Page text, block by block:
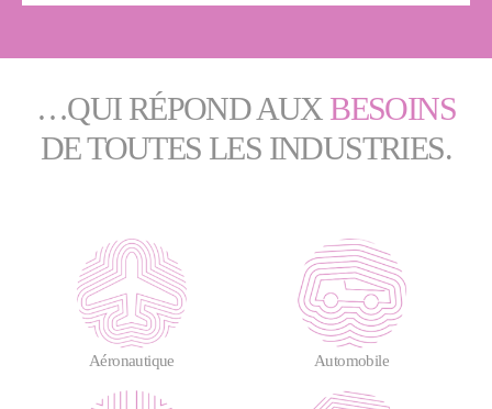
…QUI RÉPOND AUX BESOINS
DE TOUTES LES INDUSTRIES.
Aéronautique Automobile